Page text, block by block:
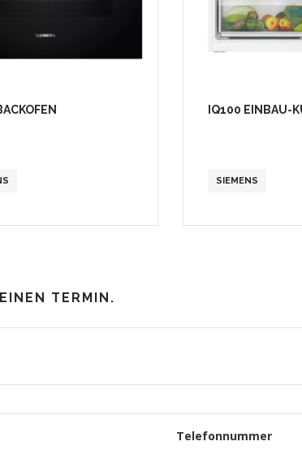
IQ100 EINBAU-
SIEMENS
TERMIN.
Telefonnummer